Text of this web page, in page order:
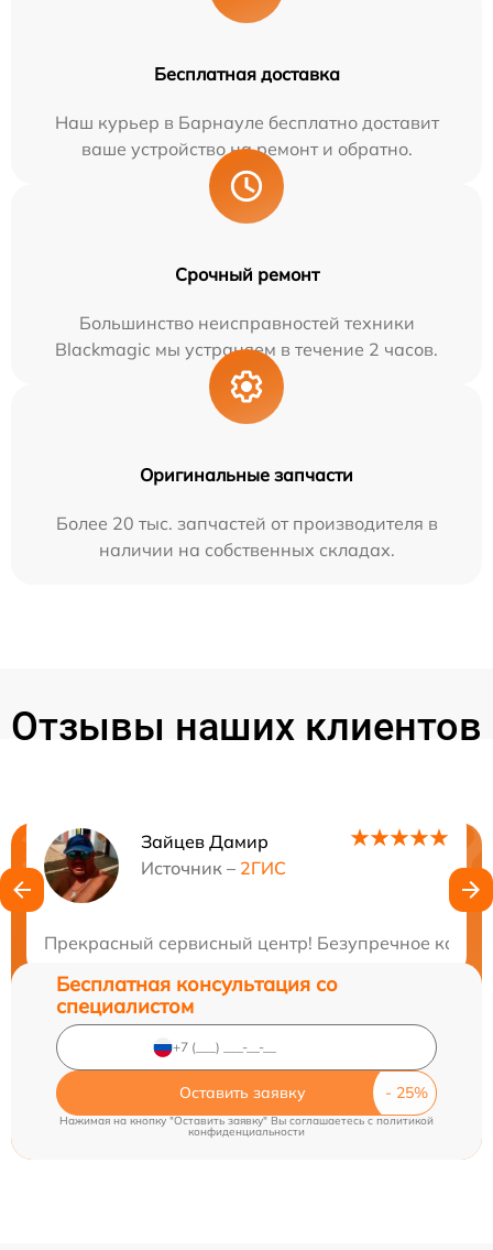
Бесплатная доставка
Наш курьер в Барнауле бесплатно доставит
ваше устройство на ремонт и обратно.
Срочный ремонт
Большинство неисправностей техники
Blackmagic мы устраняем в течение 2 часов.
Оригинальные запчасти
Более 20 тыс. запчастей от производителя в
наличии на собственных складах.
Отзывы наших клиентов
Зайцев Дамир
Источник – 2ГИС
Прекрасный сервисный центр! Безупречное
Нужна консультация?
Бесплатная консультация со
специалистом
Оставить заявку
Нажимая на кнопку "Оставить заявку" Вы соглашаетесь cполитикой
конфиденциальности